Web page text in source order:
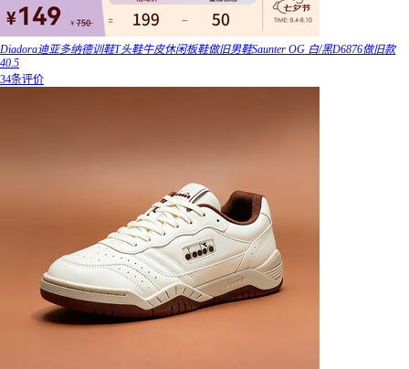
Diadora迪亚多纳德训鞋T头鞋牛皮休闲板鞋做旧男鞋Saunter OG 白/黑D6876做旧款
40.5
34条评价